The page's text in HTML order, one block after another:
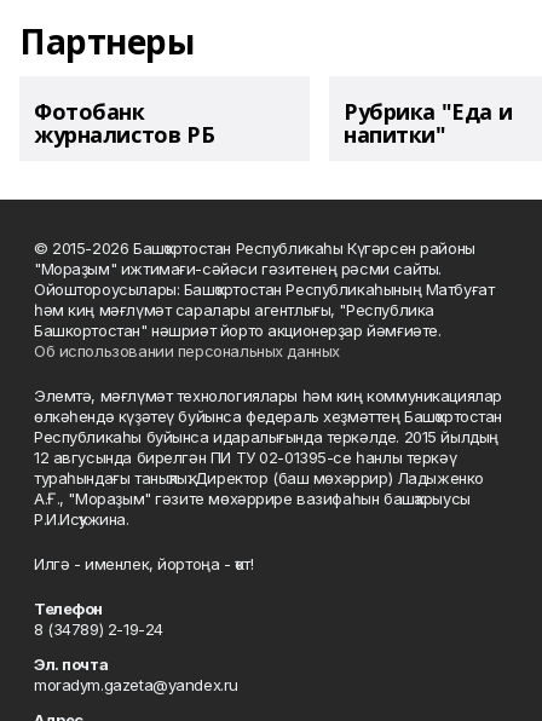
Партнеры
Фотобанк
журналистов РБ
Рубрика "Еда и
напитки"
© 2015-2026 Башҡортостан Республикаһы Күгәрсен районы
"Мораҙым" ижтимағи-сәйәси гәзитенең рәсми сайты.
Ойоштороусылары: Башҡортостан Республикаһының Матбуғат
һәм киң мәғлүмәт саралары агентлығы, "Республика
Башкортостан" нәшриәт йорто акционерҙар йәмғиәте.
Об использовании персональных данных
Элемтә, мәғлүмәт технологиялары һәм киң коммуникациялар
өлкәһендә күҙәтеү буйынса федераль хеҙмәттең Башҡортостан
Республикаһы буйынса идаралығында теркәлде. 2015 йылдың
12 авгусында бирелгән ПИ ТУ 02-01395-се һанлы теркәү
тураһындағы таныҡлыҡ. Директор (баш мөхәррир) Ладыженко
А.Ғ., "Мораҙым" гәзите мөхәррире вазифаһын башҡарыусы
Р.И.Исҡужина.
Илгә - именлек, йортоңа - ҡот!
Телефон
8 (34789) 2-19-24
Эл. почта
moradym.gazeta@yandex.ru